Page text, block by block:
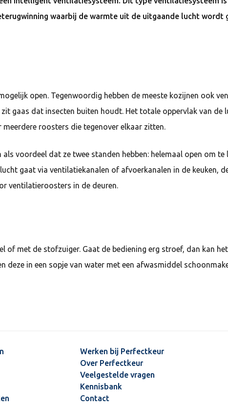
waarbij de warmte uit de uitgaande lucht
open. Tegenwoordig hebben de meeste kozijnen ook
gaas dat insecten buiten houdt. Het totale oppervlak van
roosters die tegenover elkaar zitten.
voordeel dat ze twee standen hebben: helemaal open om te
gaat via ventilatiekanalen of afvoerkanalen in de keuken,
ventilatieroosters in de deuren.
of met de stofzuiger. Gaat de bediening erg stroef, dan kan
deze in een sopje van water met een afwasmiddel
Werken bij Perfectkeur
Over Perfectkeur
Veelgestelde vragen
Kennisbank
Contact